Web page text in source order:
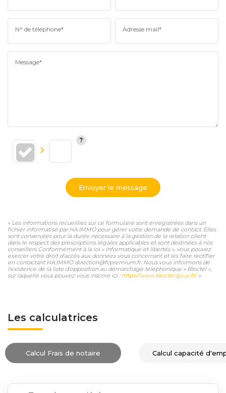
N° de téléphone* Adresse mail*
Message*
Envoyer le message
« Les informations recueillies sur ce formulaire sont enregistrées dans un
fichier informatisé par HA.IMMO pour gérer votre demande de contact. Elles
sont conservées pour la durée nécessaire à la gestion de la relation client
dans le respect des prescriptions légales applicables et sont destinées à nos
conseillers Conformément à la loi « informatique et libertés », vous pouvez
exercer votre droit d'accès aux données vous concernant et les faire rectifier
en contactant HA.IMMO direction@fcpremium.fr. Nous vous informons de
l'existence de la liste d'opposition au démarchage téléphonique « Bloctel »,
sur laquelle vous pouvez vous inscrire ici : https://www.bloctel.gouv.fr/»
Les calculatrices
Calcul Frais de notaire Calcul capacité